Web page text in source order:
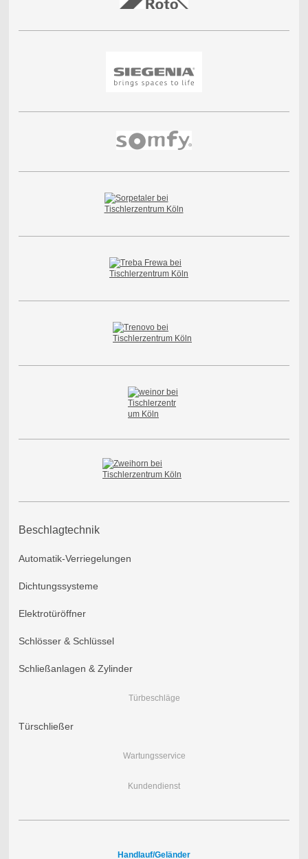
Beschlagtechnik
Automatik-Verriegelungen
Dichtungssysteme
Elektrotüröffner
Schlösser & Schlüssel
Schließanlagen & Zylinder
Türbeschläge
Türschließer
Wartungsservice
Kundendienst
Handlauf/Geländer